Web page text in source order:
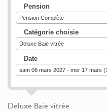
Pension
Pension Complète
Catégorie choisie
Deluxe Baie vitrée
Date
sam 06 mars 2027 - mer 17 mars
Deluxe Baie vitrée